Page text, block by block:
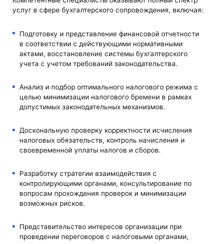
услуг в сфере бухгалтерского сопровождения, включая:
Подготовку и представление финансовой отчетности
в соответствии с действующими нормативными
актами, восстановление системы бухгалтерского
учета с учетом требований законодательства.
Анализ и подбор оптимального налогового режима с
целью минимизации налогового бремени в рамках
допустимых законодательных механизмов.
Доскональную проверку корректности исчисления
налоговых обязательств, контроль начисления и
своевременной уплаты налогов и сборов.
Разработку стратегии взаимодействия с
контролирующими органами, консультирование по
вопросам прохождения проверок и минимизации
возможных рисков.
Представительство интересов организации при
проведении переговоров с налоговыми органами,